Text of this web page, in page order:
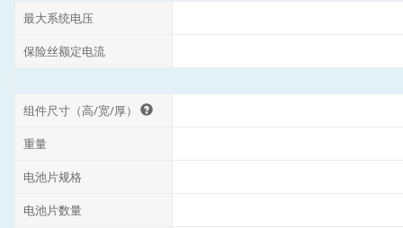
最大系统电压
保险丝额定电流
组件尺寸（高/宽/厚）
重量
电池片规格
电池片数量